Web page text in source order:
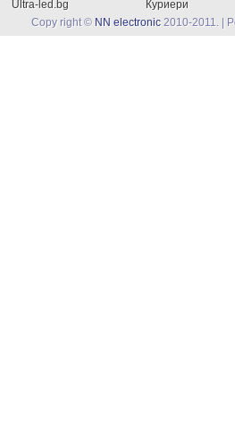
Ultra-led.bg
Куриери
Copy right © NN electronic 2010-2011. |